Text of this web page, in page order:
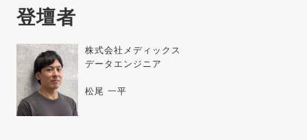
登壇者
株式会社メディックス
データエンジニア
松尾 一平